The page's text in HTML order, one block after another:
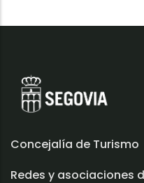
Concejalía de Turismo
Redes y asociaciones